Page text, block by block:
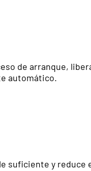
de arranque,
automático.
suficiente y reduce